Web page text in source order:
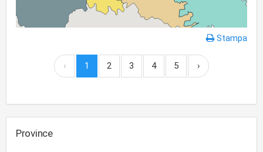
Stampa
‹ 1 2 3 4 5 ›
Province